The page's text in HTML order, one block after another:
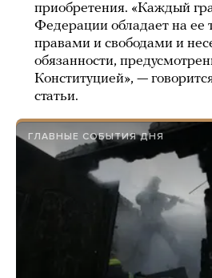
приобретения. «Каждый
Федерации обладает на ее
правами и свободами и
обязанности,
Конституцией», —
статьи.
ГЛАВНЫЕ СОБЫТИЯ ДНЯ